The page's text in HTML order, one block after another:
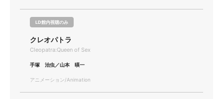
LD館内視聴のみ
クレオパトラ
Cleopatra:Queen of Sex
手塚 治虫／山本 暎一
アニメーション/Animation